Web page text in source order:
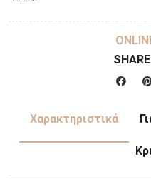
Χαρακτηριστικά